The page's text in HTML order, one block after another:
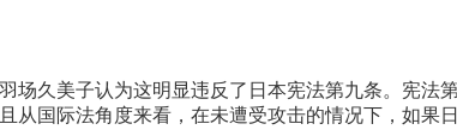
久美子认为这明显违反了日本宪法第九条。宪法
国际法角度来看，在未遭受攻击的情况下，如果